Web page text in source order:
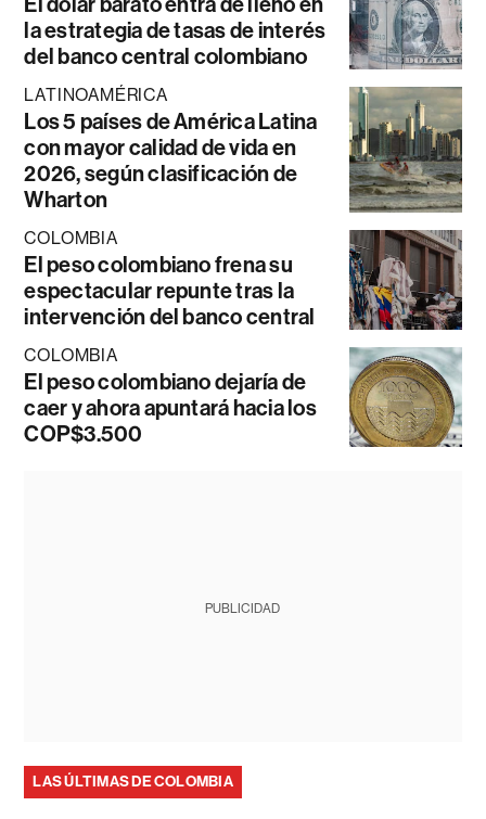
la estrategia de tasas de interés
del banco central colombiano
LATINOAMÉRICA
Los 5 países de América Latina
con mayor calidad de vida en
2026, según clasificación de
Wharton
COLOMBIA
El peso colombiano frena su
espectacular repunte tras la
intervención del banco central
COLOMBIA
El peso colombiano dejaría de
caer y ahora apuntará hacia los
COP$3.500
PUBLICIDAD
LAS ÚLTIMAS DE COLOMBIA